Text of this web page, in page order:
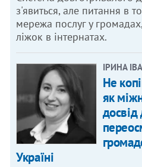
з'явиться, але питання в
мережа послуг у
ліжок в інтернатах.
ІРИНА
Не
як
досвід
Україні